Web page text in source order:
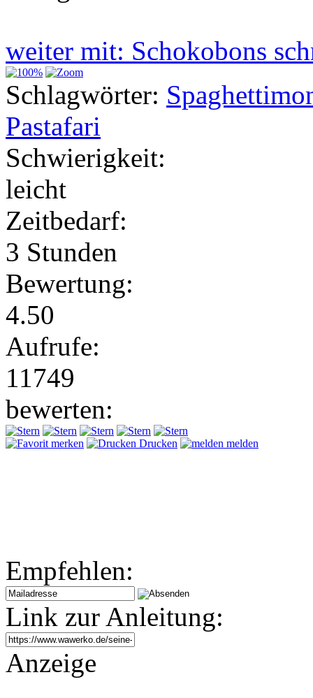
weiter mit: Schokobons
Schlagwörter:
Pastafari
Schwierigkeit:
leicht
Zeitbedarf:
3 Stunden
Bewertung:
4.50
Aufrufe:
11749
bewerten:
merken Drucken melden
Empfehlen:
Link zur Anleitung:
Anzeige